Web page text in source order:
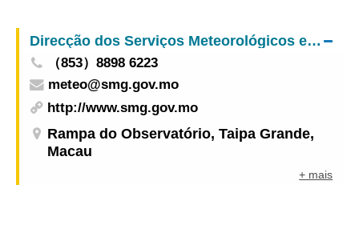
à normalidade após passagem de tufão
Direcção dos Serviços Meteorológicos e Geofísicos
（853）8898 6223
meteo@smg.gov.mo
http://www.smg.gov.mo
Rampa do Observatório, Taipa Grande,
Macau
+ mais